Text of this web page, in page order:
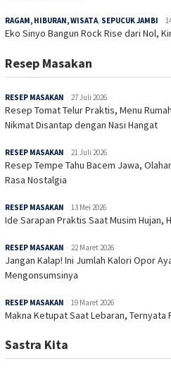
RAGAM, HIBURAN, WISATA, SEPUCUK JAMBI
Eko Sinyo Bangun Rock Rise dari Nol,
Resep Masakan
RESEP MASAKAN 27 Juli 2026
Resep Tomat Telur Praktis, Menu
Nikmat Disantap dengan Nasi Hangat
RESEP MASAKAN 21 Juli 2026
Resep Tempe Tahu Bacem Jawa,
Rasa Nostalgia
RESEP MASAKAN 13 Mei 2026
Ide Sarapan Praktis Saat Musim Hujan,
RESEP MASAKAN 22 Maret 2026
Jangan Kalap! Ini Jumlah Kalori Opor
Mengonsumsinya
RESEP MASAKAN 19 Maret 2026
Makna Ketupat Saat Lebaran, Ternyata
Sastra Kita